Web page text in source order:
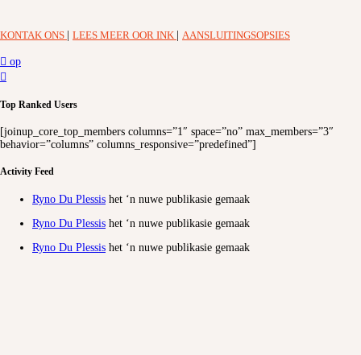
KONTAK ONS LEES MEER OOR INK AANSLUITINGSOPSIES
op
Top Ranked Users
[joinup_core_top_members columns=”1″ space=”no” max_members=”3″
behavior=”columns” columns_responsive=”predefined”]
Activity Feed
Ryno Du Plessis het ‘n nuwe publikasie gemaak
Ryno Du Plessis het ‘n nuwe publikasie gemaak
Ryno Du Plessis het ‘n nuwe publikasie gemaak